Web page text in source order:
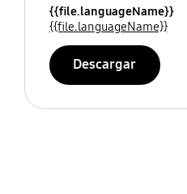
{{file.languageName}}
{{file.languageName}}
Descargar